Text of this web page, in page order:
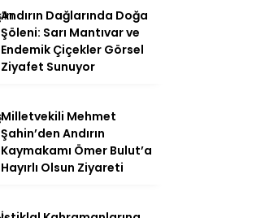
Andırın Dağlarında Doğa
Şöleni: Sarı Mantıvar ve
Endemik Çiçekler Görsel
Ziyafet Sunuyor
Milletvekili Mehmet
Şahin’den Andırın
Kaymakamı Ömer Bulut’a
Hayırlı Olsun Ziyareti